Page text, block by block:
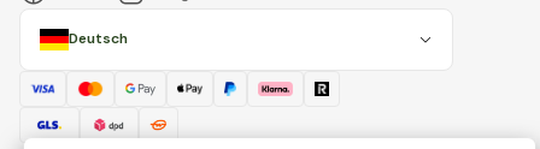
Deutsch